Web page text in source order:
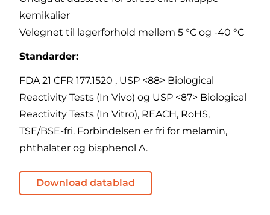
kemikalier
Velegnet til lagerforhold mellem 5 °C og -40 °C
Standarder:
FDA 21 CFR 177.1520 , USP <88> Biological
Reactivity Tests (In Vivo) og USP <87> Biological
Reactivity Tests (In Vitro), REACH, RoHS,
TSE/BSE-fri. Forbindelsen er fri for melamin,
phthalater og bisphenol A.
Download datablad